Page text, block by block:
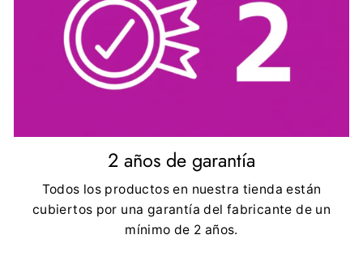
2 años de garantía
Todos los productos en nuestra tienda están
cubiertos por una garantía del fabricante de un
mínimo de 2 años.